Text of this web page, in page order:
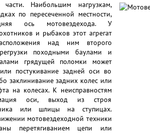
Наибольшим нагрузкам,
по пересеченной местности,
ось мотовездехода. У
и рыбаков этот агрегат
над ним второго
походными баулами и
грядущей поломки может
постукивание задней оси во
заклинивание задних колес или
на колесах. К неисправностям
оси, выход из строя
или шлицы на ступицах.
мотовездеходной техники
перетягиванием цепи или